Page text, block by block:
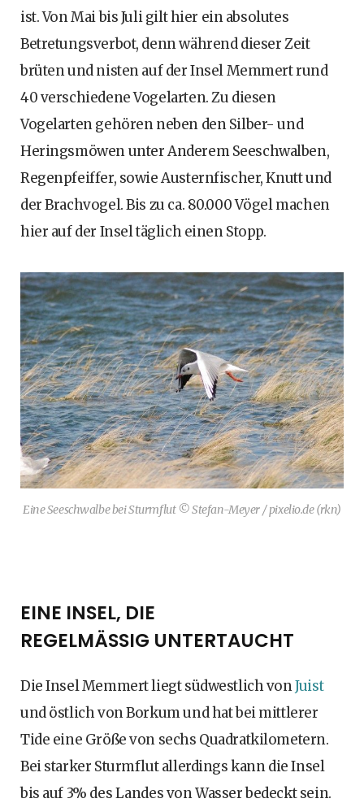
ist. Von Mai bis Juli gilt hier ein absolutes
Betretungsverbot, denn während dieser Zeit
brüten und nisten auf der Insel Memmert rund
40 verschiedene Vogelarten. Zu diesen
Vogelarten gehören neben den Silber- und
Heringsmöwen unter Anderem Seeschwalben,
Regenpfeiffer, sowie Austernfischer, Knutt und
der Brachvogel. Bis zu ca. 80.000 Vögel machen
hier auf der Insel täglich einen Stopp.
Eine Seeschwalbe bei Sturmflut © Stefan-Meyer / pixelio.de (rkn)
EINE INSEL, DIE
REGELMÄSSIG UNTERTAUCHT
Die Insel Memmert liegt südwestlich vonJuist
und östlich von Borkum und hat bei mittlerer
Tide eine Größe von sechs Quadratkilometern.
Bei starker Sturmflut allerdings kann die Insel
bis auf 3% des Landes von Wasser bedeckt sein.